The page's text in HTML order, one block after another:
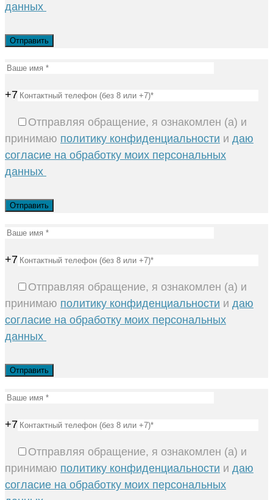
данных
+7
Отправляя обращение, я ознакомлен (а) и
принимаю политику конфиденциальности и даю
согласие на обработку моих персональных
данных
+7
Отправляя обращение, я ознакомлен (а) и
принимаю политику конфиденциальности и даю
согласие на обработку моих персональных
данных
+7
Отправляя обращение, я ознакомлен (а) и
принимаю политику конфиденциальности и даю
согласие на обработку моих персональных